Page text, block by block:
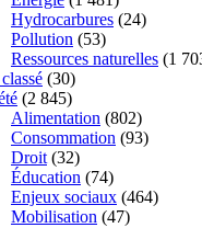
Hydrocarbures (24)
Pollution (53)
Ressources naturelles (1
(30)
(2 845)
Alimentation (802)
Consommation (93)
Droit (32)
Éducation (74)
Enjeux sociaux (464)
Mobilisation (47)